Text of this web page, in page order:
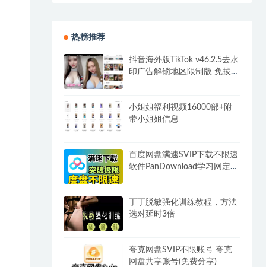
热榜推荐
抖音海外版TikTok v46.2.5去水
印广告解锁地区限制版 免拔卡
小姐姐福利视频16000部+附
带小姐姐信息
百度网盘满速SVIP下载不限速
软件PanDownload学习网定制
丁丁脱敏强化训练教程，方法
选对延时3倍
夸克网盘SVIP不限账号 夸克
网盘共享账号(免费分享)